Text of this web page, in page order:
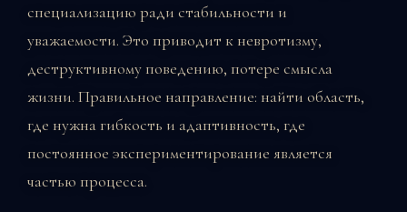
специализацию ради стабильности и
уважаемости. Это приводит к невротизму,
деструктивному поведению, потере смысла
жизни. Правильное направление: найти область,
где нужна гибкость и адаптивность, где
постоянное экспериментирование является
частью процесса.